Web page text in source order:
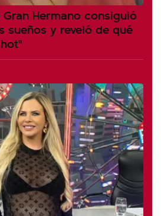
Hermano consiguió
sueños y reveló de qué